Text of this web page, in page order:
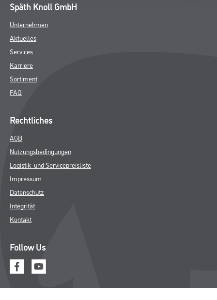
Späth Knoll GmbH
Unternehmen
Aktuelles
Services
Karriere
Sortiment
FAQ
Rechtliches
AGB
Nutzungsbedingungen
Logistik- und Servicepreisliste
Impressum
Datenschutz
Integrität
Kontakt
Follow Us